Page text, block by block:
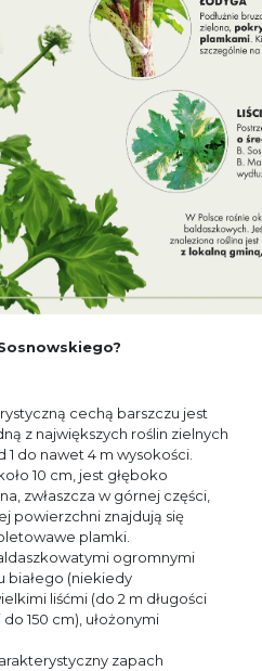
cechą barszczu jest
z największych roślin zielnych
1 do nawet 4 m wysokości.
10 cm, jest głęboko
zwłaszcza w górnej części,
powierzchni znajdują się
plamki.
ogromnymi
białego (niekiedy
liśćmi (do 2 m długości
150 cm), ułożonymi
zapach